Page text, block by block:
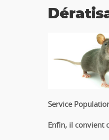
Service
Enfin, il convient